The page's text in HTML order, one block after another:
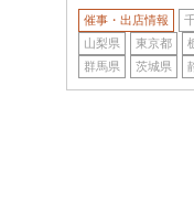
催事・出店情報
山梨県
東京都
群馬県
茨城県